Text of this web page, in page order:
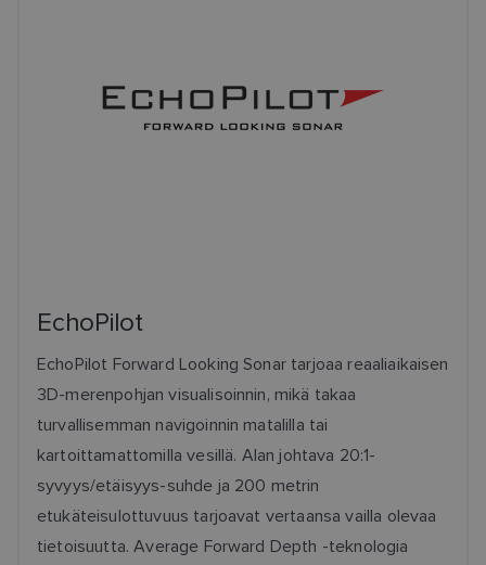
EchoPilot
EchoPilot Forward Looking Sonar tarjoaa reaaliaikaisen
3D-merenpohjan visualisoinnin, mikä takaa
turvallisemman navigoinnin matalilla tai
kartoittamattomilla vesillä. Alan johtava 20:1-
syvyys/etäisyys-suhde ja 200 metrin
etukäteisulottuvuus tarjoavat vertaansa vailla olevaa
tietoisuutta. Average Forward Depth -teknologia